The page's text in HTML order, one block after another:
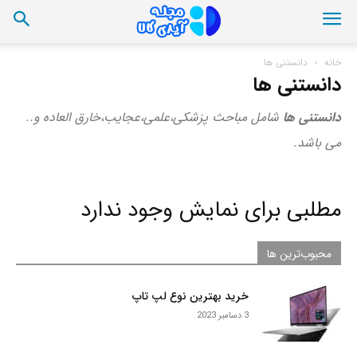
خانه دانستنی ها
دانستنی ها
دانستنی ها شامل مباحث پزشکی،علمی،عجایب،خارق العاده و..
می باشد.
مطلبی برای نمایش وجود ندارد
محبوب‌ترین ها
خرید بهترین نوع لپ تاپ
3 دسامبر 2023